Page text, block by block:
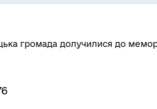
громада долучилися до